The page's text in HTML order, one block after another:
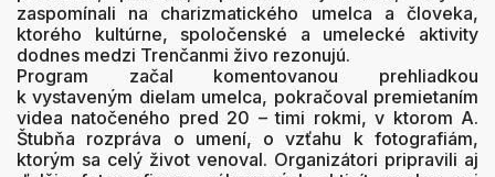
zaspomínali na charizmatického umelca a človeka,
ktorého kultúrne, spoločenské a umelecké aktivity
dodnes medzi Trenčanmi živo rezonujú.
Program začal komentovanou prehliadkou
k vystaveným dielam umelca, pokračoval premietaním
videa natočeného pred 20 – timi rokmi, v ktorom A.
Štubňa rozpráva o umení, o vzťahu k fotografiám,
ktorým sa celý život venoval. Organizátori pripravili aj